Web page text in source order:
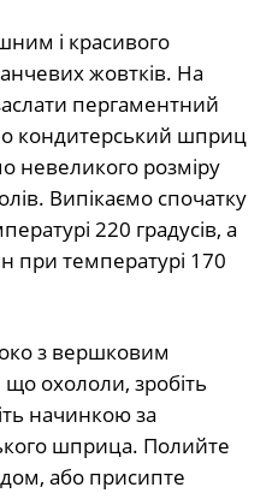
і красивого
жовтків. На
пергаментний
кондитерський шприц
невеликого розміру
Випікаємо спочатку
220 градусів, а
при температурі 170
з вершковим
охололи, зробіть
начинкою за
шприца. Полийте
або присипте